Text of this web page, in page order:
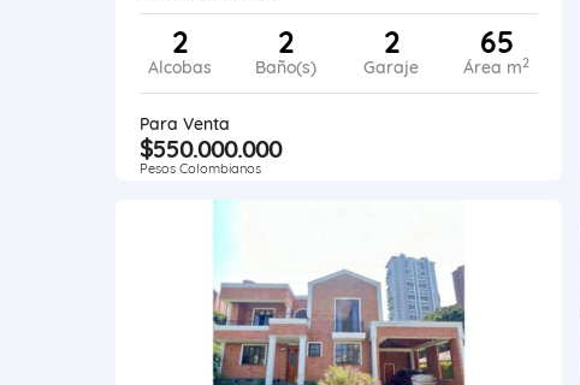
2
Alcobas
2
Baño(s)
2
Garaje
65
Área m2
Para Venta
$550.000.000
Pesos Colombianos